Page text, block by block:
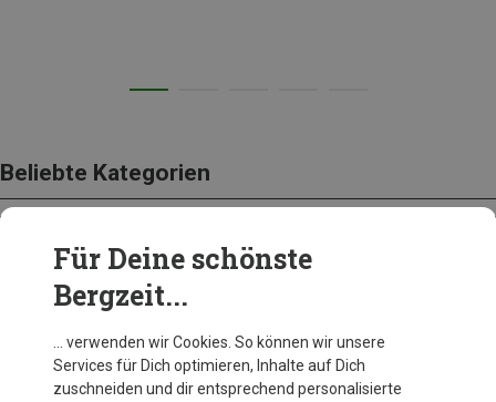
Beliebte Kategorien
BEKLEIDUNG
Für Deine schönste
Bergzeit...
… verwenden wir Cookies. So können wir unsere
Services für Dich optimieren, Inhalte auf Dich
zuschneiden und dir entsprechend personalisierte